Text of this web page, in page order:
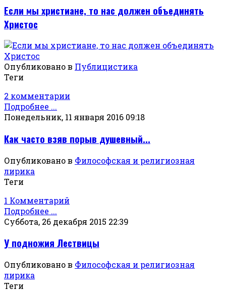
Если мы христиане, то нас должен объединять
Христос
Опубликовано в Публицистика
Теги
2 комментарии
Подробнее ...
Понедельник, 11 января 2016 09:18
Как часто взяв порыв душевный...
Опубликовано в Философская и религиозная
лирика
Теги
1 Комментарий
Подробнее ...
Суббота, 26 декабря 2015 22:39
У подножия Лествицы
Опубликовано в Философская и религиозная
лирика
Теги